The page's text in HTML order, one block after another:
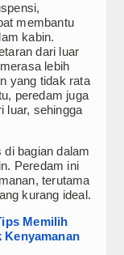
membantu
kabin.
dari luar
lebih
yang tidak rata
peredam juga
luar, sehingga
bagian dalam
Peredam ini
terutama
kurang ideal.
Memilih
Kenyamanan